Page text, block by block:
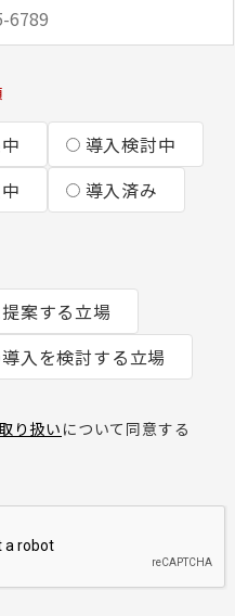
導入検討中
導入済み
案する立場
入を検討する立場
り扱いについて同意する